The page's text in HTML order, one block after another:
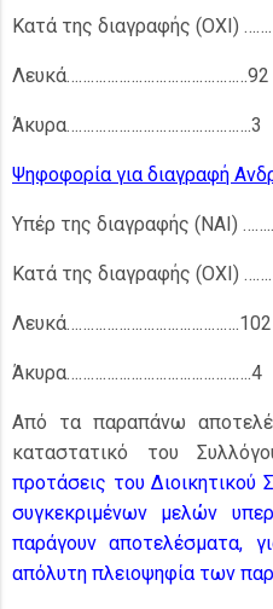
Κατά της διαγραφής (ΟΧΙ)
Λευκά………………………………………92
Άκυρα……………………………………….3
Ψηφοφορία για διαγραφή
Υπέρ της διαγραφής (ΝΑΙ)
Κατά της διαγραφής (ΟΧΙ)
Λευκά…………………………………….102
Άκυρα……………………………………….4
Από τα παραπάνω
καταστατικό του
προτάσεις του Διοικητικού
συγκεκριμένων μελών
παράγουν αποτελέσματα,
απόλυτη πλειοψηφία των